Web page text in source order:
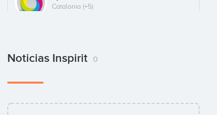
Catalonia (+5)
Noticias Inspirit 0